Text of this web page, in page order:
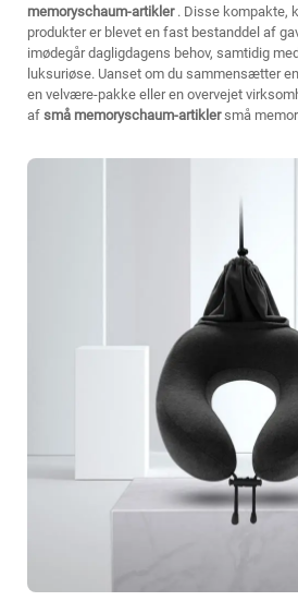
memoryschaum-artikler . Disse kompakte,
produkter er blevet en fast bestanddel af
imødegår dagligdagens behov, samtidig
luksuriøse. Uanset om du sammensætter
en velvære-pakke eller en overvejet
af små memoryschaum-artiklersmå